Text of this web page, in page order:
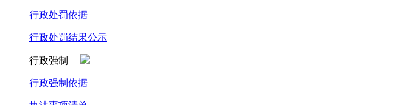
行政处罚依据
行政处罚结果公示
行政强制
行政强制依据